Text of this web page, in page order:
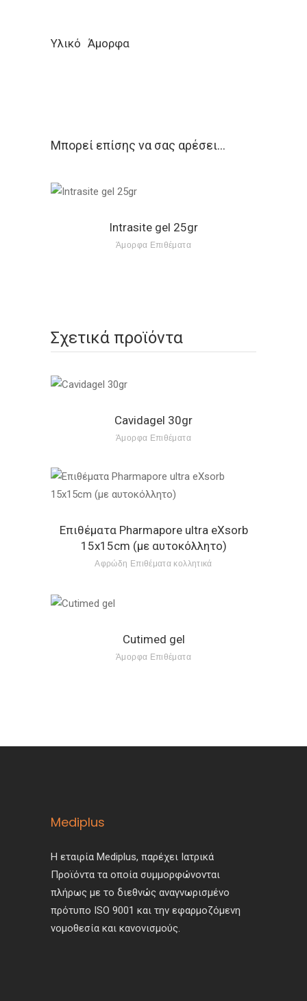
Υλικό Άμορφα
Μπορεί επίσης να σας αρέσει…
Intrasite gel 25gr
Άμορφα Επιθέματα
Σχετικά προϊόντα
Cavidagel 30gr
Άμορφα Επιθέματα
Επιθέματα Pharmapore ultra eXsorb
15x15cm (με αυτοκόλλητο)
Αφρώδη Επιθέματα κολλητικά
Cutimed gel
Άμορφα Επιθέματα
Mediplus
Η εταιρία Mediplus, παρέχει Ιατρικά
Προϊόντα τα οποία συμμορφώνονται
πλήρως με το διεθνώς αναγνωρισμένο
πρότυπο ISO 9001 και την εφαρμοζόμενη
νομοθεσία και κανονισμούς.